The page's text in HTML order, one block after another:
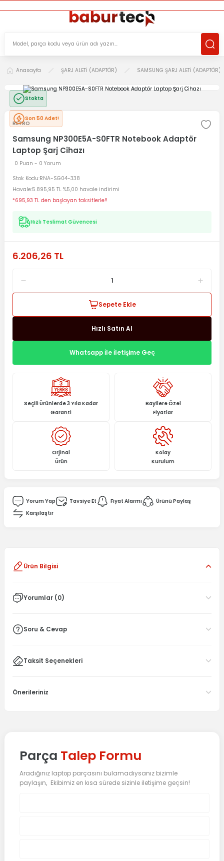
Anasayfa ŞARJ ALETİ (ADAPTÖR) SAMSUNG ŞARJ ALETİ (ADAPTÖR)
Stokta
Son 50 Adet!
RETRO
Samsung NP300E5A-S0FTR Notebook Adaptör
Laptop Şarj Cihazı
0 Puan - 0 Yorum
Stok Kodu RNA-SG04-338
Havale 5.895,95 TL %5,00 havale indirimi
*695,93 TL den başlayan taksitlerle!!
Hızlı Teslimat Güvencesi
6.206,26 TL
Sepete Ekle
Hızlı Satın Al
Whatsapp İle İletişime Geç
Seçili Ürünlerde 3 Yıla Kadar
Garanti
Bayilere Özel
Fiyatlar
Orjinal
Ürün
Kolay
Kurulum
Yorum Yap Tavsiye Et Fiyat Alarmı
Ürünü Paylaş
Karşılaştır
Ürün Bilgisi
Yorumlar (0)
Soru & Cevap
Taksit Seçenekleri
Önerileriniz
Parça Talep Formu
Aradığınız laptop parçasını bulamadıysanız bizimle
paylaşın, Ekibimiz en kısa sürede sizinle iletişime geçsin!